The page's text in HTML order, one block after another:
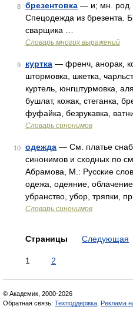
8 брезентовка — и; мн. род.
Спецодежда из брезента.
сварщика …
Словарь многих выражений
9 куртка — френч, анорак,
штормовка, шкетка,
куртель, юнгштурмовка,
бушлат, кожак, стеганка,
фуфайка, безрукавка,
Словарь синонимов
10 одежда — См. платье
синонимов и сходных по
Абрамова, М.: Русские
одежа, одеяние,
убранство, убор, тряпки,
Словарь синонимов
Страницы Следующая
1 2
© Академик, 2000-2026
Обратная связь: Техподдержка Реклама